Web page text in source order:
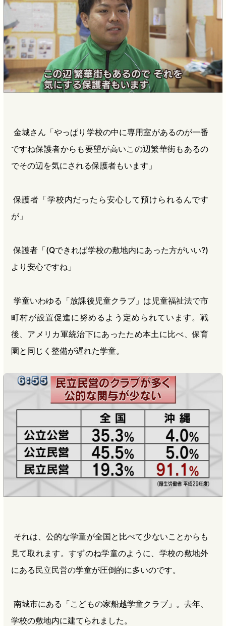
金城さん「やっぱり学校の中に専用室があるのが一番
ですね保護者からも要望が高いこの辺繁華街もあるの
でその辺を気にされる保護者もいます」
保護者「学校内だったら安心して預けられるんです
が」
保護者「(Qできれば学校の敷地内にあった方がいい?)
より安心ですね」
学童いわゆる「放課後児童クラブ」は児童福祉法で市
町村が設置促進に努めるよう定められています。戦
後、アメリカ軍統治下にあったため本土に比べ、保育
園と同じく整備が遅れた学童。
それは、公的な学童が全国と比べて少ないことからも
見て取れます。すずのね学童のように、学校の敷地外
にある民立民営の学童が圧倒的に多いのです。
南城市にある「こどもの家船越学童クラブ」。去年、
学校の敷地内に建てられました。